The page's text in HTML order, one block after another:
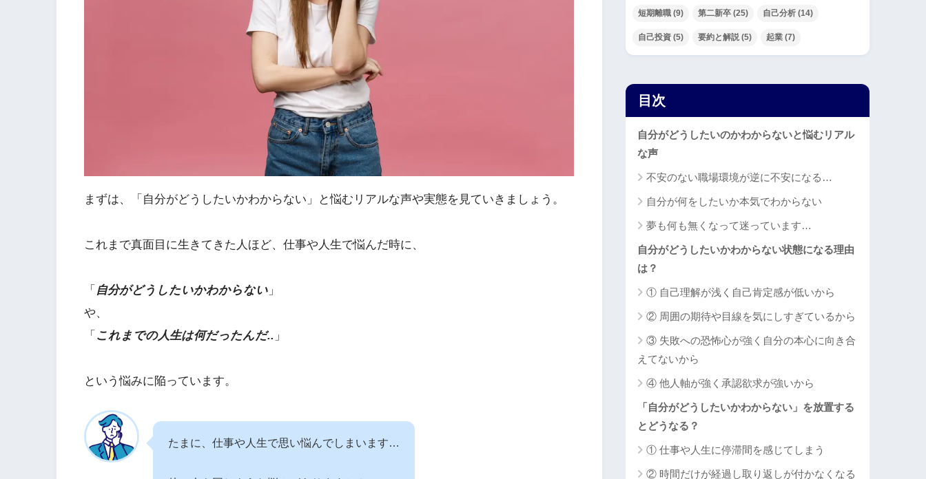
まずは、「自分がどうしたいかわからない」と悩むリアルな声や実態を見ていきましょう。
これまで真面目に生きてきた人ほど、仕事や人生で悩んだ時に、
「 自分がどうしたいかわからない 」
や、
「 これまでの人生は何だったんだ.. 」
という悩みに陥っています。
たまに、仕事や人生で思い悩んでしまいます…
短期離職 (9) 第二新卒 (25) 自己分析 (14)
自己投資 (5) 要約と解説 (5) 起業 (7)
目次
自分がどうしたいのかわからないと悩むリアル
な声
不安のない職場環境が逆に不安になる…
自分が何をしたいか本気でわからない
夢も何も無くなって迷っています…
自分がどうしたいかわからない状態になる理由
は？
① 自己理解が浅く自己肯定感が低いから
② 周囲の期待や目線を気にしすぎているから
③ 失敗への恐怖心が強く自分の本心に向き合
えてないから
④ 他人軸が強く承認欲求が強いから
「自分がどうしたいかわからない」を放置する
とどうなる？
① 仕事や人生に停滞間を感じてしまう
② 時間だけが経過し取り返しが付かなくなる